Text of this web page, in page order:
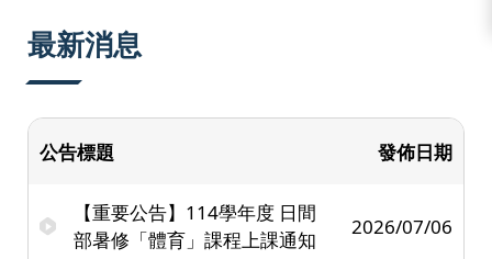
最新消息
公告標題 發佈日期
【重要公告】114學年度 日間
部暑修「體育」課程上課通知
2026/07/06